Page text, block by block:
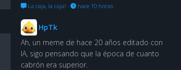
La caja, la caja! · hace 10 horas
HpTk
Ah, un meme de hace 20 años editado con
IA, sigo pensando que la época de cuanto
cabrón era superior.